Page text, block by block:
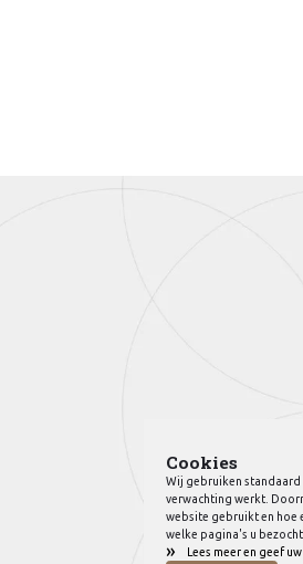
Cookies
Wij gebruiken
verwachting werkt.
website gebruikt en hoe
welke pagina's u
» Lees meer en geef